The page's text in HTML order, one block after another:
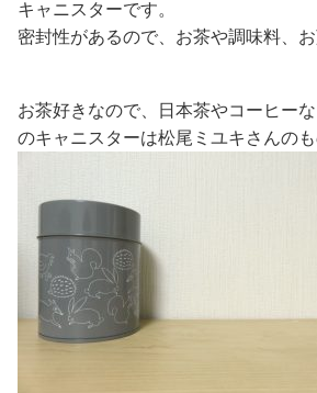
キャニスターです。
密封性があるので、お茶や調味料、お
お茶好きなので、日本茶やコーヒー
のキャニスターは松尾ミユキさんのも